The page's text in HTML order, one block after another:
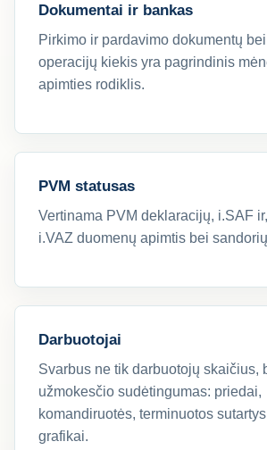
Dokumentai ir bankas
Pirkimo ir pardavimo dokumentų
operacijų kiekis yra pagrindinis
apimties rodiklis.
PVM statusas
Vertinama PVM deklaracijų, i.SAF
i.VAZ duomenų apimtis bei
Darbuotojai
Svarbus ne tik darbuotojų skaičius,
užmokesčio sudėtingumas: priedai,
komandiruotės, terminuotos
grafikai.